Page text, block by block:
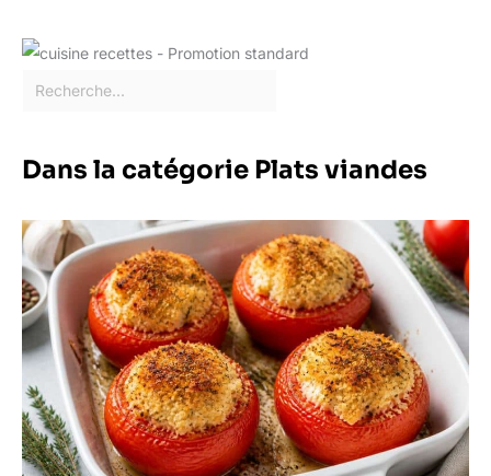
Dans la catégorie Plats viandes